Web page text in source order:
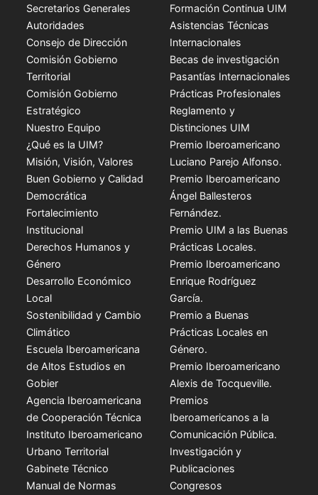
Secretarios Generales
Autoridades
Consejo de Dirección
Comisión Gobierno
Territorial
Comisión Gobierno
Estratégico
Nuestro Equipo
¿Qué es la UIM?
Misión, Visión, Valores
Buen Gobierno y Calidad
Democrática
Fortalecimiento
Institucional
Derechos Humanos y
Género
Desarrollo Económico
Local
Sostenibilidad y Cambio
Climático
Escuela Iberoamericana
de Altos Estudios en
Gobier
Agencia Iberoamericana
de Cooperación Técnica
Instituto Iberoamericano
Urbano Territorial
Gabinete Técnico
Manual de Normas
Formación Continua UIM
Asistencias Técnicas
Internacionales
Becas de investigación
Pasantías Internacionales
Prácticas Profesionales
Reglamento y
Distinciones UIM
Premio Iberoamericano
Luciano Parejo Alfonso.
Premio Iberoamericano
Ángel Ballesteros
Fernández.
Premio UIM a las Buenas
Prácticas Locales.
Premio Iberoamericano
Enrique Rodríguez
García.
Premio a Buenas
Prácticas Locales en
Género.
Premio Iberoamericano
Alexis de Tocqueville.
Premios
Iberoamericanos a la
Comunicación Pública.
Investigación y
Publicaciones
Congresos